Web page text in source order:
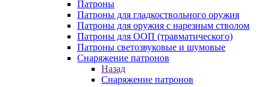
Патроны
Патроны для гладкоствольного оружия
Патроны для оружия с нарезным стволом
Патроны для ООП (травматического)
Патроны светозвуковые и шумовые
Снаряжение патронов
Назад
Снаряжение патронов